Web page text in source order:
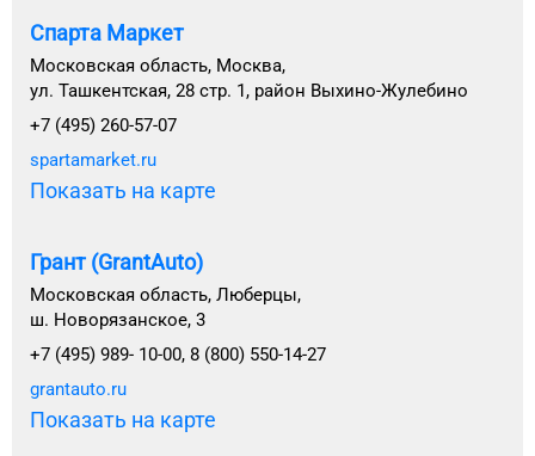
Спарта Маркет
Московская область, Москва,
ул. Ташкентская, 28 стр. 1, район Выхино-Жулебино
+7 (495) 260-57-07
spartamarket.ru
Показать на карте
Грант (GrantAuto)
Московская область, Люберцы,
ш. Новорязанское, 3
+7 (495) 989- 10-00, 8 (800) 550-14-27
grantauto.ru
Показать на карте